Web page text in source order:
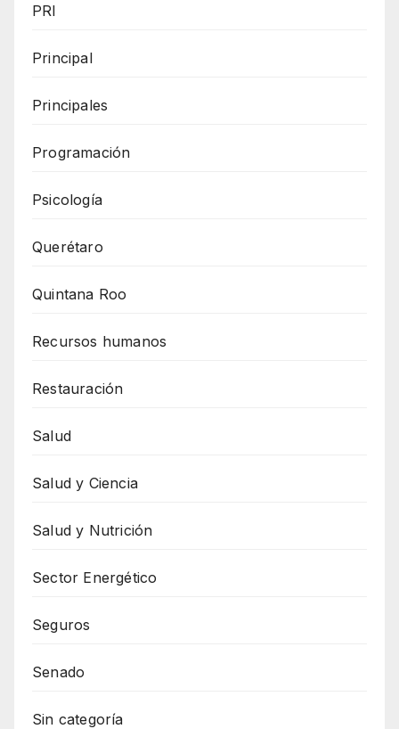
PRI
Principal
Principales
Programación
Psicología
Querétaro
Quintana Roo
Recursos humanos
Restauración
Salud
Salud y Ciencia
Salud y Nutrición
Sector Energético
Seguros
Senado
Sin categoría